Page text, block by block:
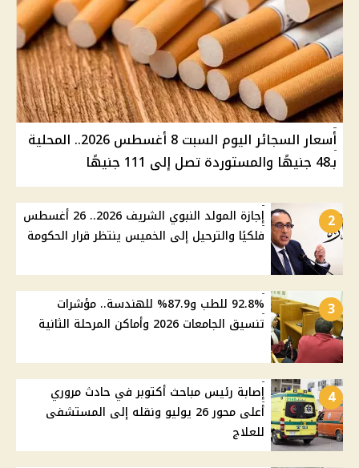
أسعار السجائر اليوم السبت 8 أغسطس 2026.. المحلية
بـ48 جنيهًا والمستوردة تصل إلى 111 جنيهًا
2
إجازة المولد النبوي الشريف 2026.. 26 أغسطس
فلكيًا والترحيل إلى الخميس ينتظر قرار الحكومة
3
92.8% للطب و87.9% للهندسة.. مؤشرات
تنسيق الجامعات 2026 وأماكن المرحلة الثانية
4
إصابة رئيس مباحث أكتوبر في حادث مروري
أعلى محور 26 يوليو ونقله إلى المستشفى
للعلاج